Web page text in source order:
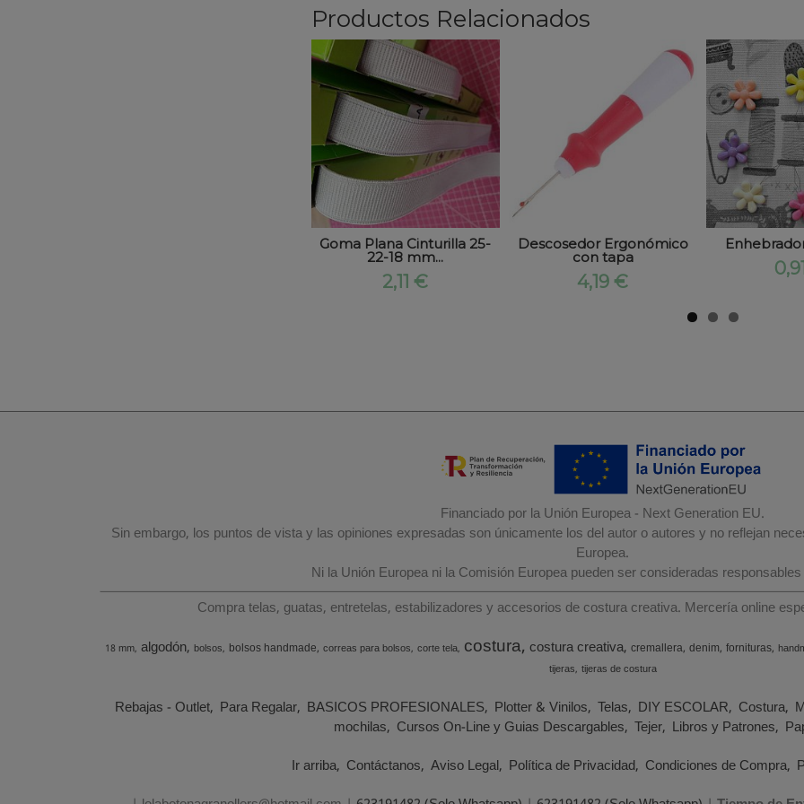
Productos Relacionados
Goma Plana Cinturilla 25-
22-18 mm...
2,11 €
Descosedor Ergonómico
con tapa
4,19 €
Financiado por la Unión Europea - Next Generation EU.
Sin embargo, los puntos de vista y las opiniones expresadas son únicamente los del autor o autores y no reflejan
Europea.
Ni la Unión Europea ni la Comisión Europea pueden ser consideradas
Compra telas, guatas, entretelas, estabilizadores y accesorios de costura creativa. Mercería online
18 mm algodón bolsos bolsos handmade correas para bolsos corte tela costura costura creativa cremallera denim fornituras
tijeras tijeras de costura
Rebajas - Outlet Para Regalar BASICOS PROFESIONALES Plotter & Vinilos Telas DIY ESCOLAR Costura
mochilas Cursos On-Line y Guias Descargables Tejer Libros y Patrones
Ir arriba Contáctanos Aviso Legal Política de Privacidad Condiciones de Compra